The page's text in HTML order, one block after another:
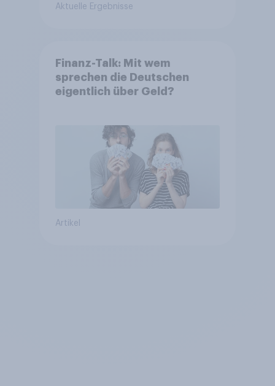
Aktuelle Ergebnisse
Finanz-Talk: Mit wem
sprechen die Deutschen
eigentlich über Geld?
Artikel